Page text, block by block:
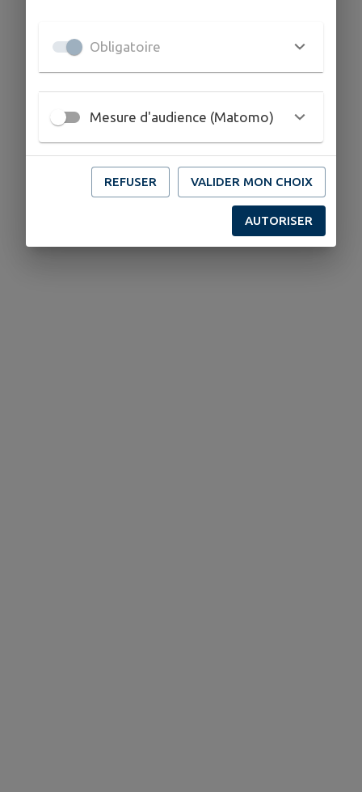
Obligatoire
Mesure d'audience (Matomo)
REFUSER VALIDER MON CHOIX
AUTORISER